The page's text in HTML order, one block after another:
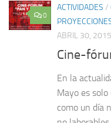
0
ACTIVIDADES /
ABRIL 30, 2015
Cine-
En la
Mayo es
como un día